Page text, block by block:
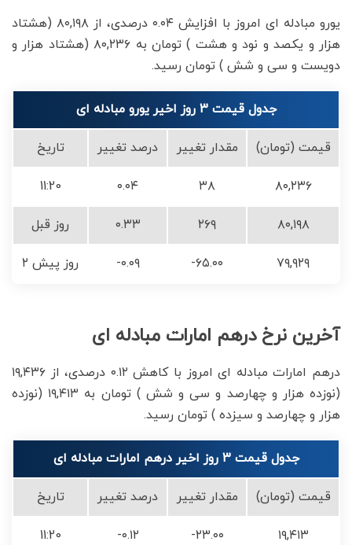
یورو مبادله ای امروز با افزایش ۰.۰۴ درصدی، از ۸۰,۱۹۸ (هشتاد
هزار و یکصد و نود و هشت ) تومان به ۸۰,۲۳۶ (هشتاد هزار و
دویست و سی و شش ) تومان رسید.
جدول قیمت 3 روز اخیر یورو مبادله ای
قیمت (تومان) مقدار تغییر درصد تغییر تاریخ
۸۰,۲۳۶ ۳۸ ۰.۰۴ 11:20
۸۰,۱۹۸ ۲۶۹ ۰.۳۳ روز قبل
۷۹,۹۲۹ -۶۵.۰۰ -۰.۰۹ ۲ روز پیش
آخرین نرخ درهم امارات مبادله ای
درهم امارات مبادله ای امروز با کاهش ۰.۱۲ درصدی، از ۱۹,۴۳۶
(نوزده هزار و چهارصد و سی و شش ) تومان به ۱۹,۴۱۳ (نوزده
هزار و چهارصد و سیزده ) تومان رسید.
جدول قیمت 3 روز اخیر درهم امارات مبادله ای
قیمت (تومان) مقدار تغییر درصد تغییر تاریخ
۱۹,۴۱۳ -۲۳.۰۰ -۰.۱۲ 11:20